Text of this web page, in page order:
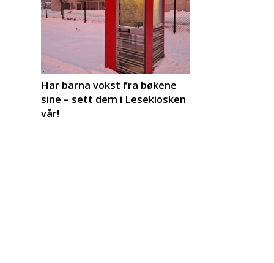
Har barna vokst fra bøkene
sine – sett dem i Lesekiosken
vår!